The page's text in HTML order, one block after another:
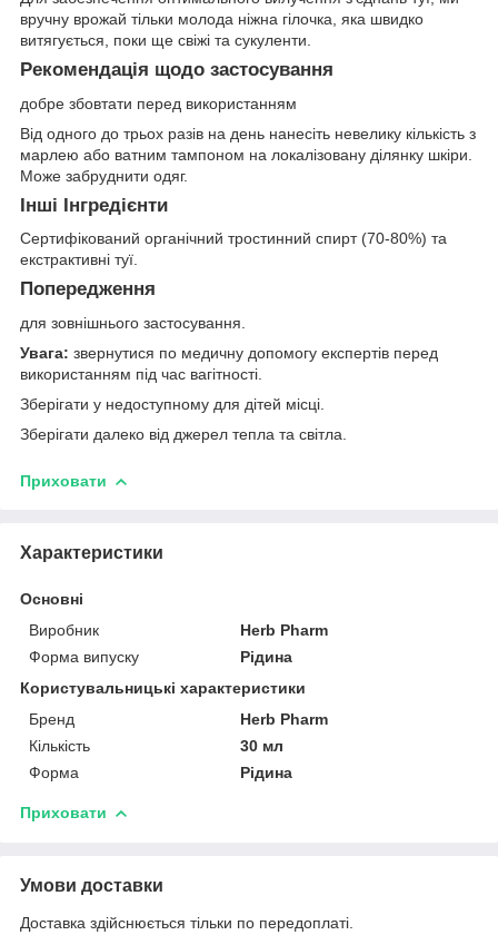
вручну врожай тільки молода ніжна гілочка, яка швидко
витягується, поки ще свіжі та сукуленти.
Рекомендація щодо застосування
добре збовтати перед використанням
Від одного до трьох разів на день нанесіть невелику кількість з
марлею або ватним тампоном на локалізовану ділянку шкіри.
Може забруднити одяг.
Інші Інгредієнти
Сертифікований органічний тростинний спирт (70-80%) та
екстрактивні туї.
Попередження
для зовнішнього застосування.
Увага: звернутися по медичну допомогу експертів перед
використанням під час вагітності.
Зберігати у недоступному для дітей місці.
Зберігати далеко від джерел тепла та світла.
Приховати
Характеристики
Основні
Виробник
Herb Pharm
Форма випуску
Рідина
Користувальницькі характеристики
Бренд
Herb Pharm
Кількість
30 мл
Форма
Рідина
Приховати
Умови доставки
Доставка здійснюється тільки по передоплаті.